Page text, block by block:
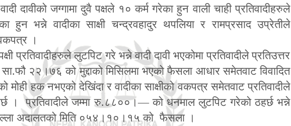
दावीको जग्गामा दुवै पक्षले १० कर्म गरेका हुन वाली चाही प्रतिवादीहरुले
हुन भन्ने वादीका साक्षी चन्द्रवहादुर थपलिया र रामप्रसाद उप्रेतीले
।
प्रतिवादीहरुले लुटपिट गरे भन्ने वादी दावी भएकोमा प्रतिवादीले प्रतिउत्तर
२२।७६ को मुद्दाको मिसिलमा भएको फैसला आधार समेतवाट विवादित
मोही हक नभएको देखिंदा र वादीका साक्षीको वकपत्र समेतवाट प्रतिवादीले
। प्रतिवादीले जम्मा रु.८८००।—को धनमाल लुटपिट गरेको ठहर्छ भन्ने
अदालतको मिति ०५४।१०।१५ को फैसला ।